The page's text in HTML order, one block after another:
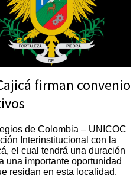
firman convenio
de Colombia – UNICOC
Interinstitucional con la
el cual tendrá una duración
una importante oportunidad
residan en esta localidad.